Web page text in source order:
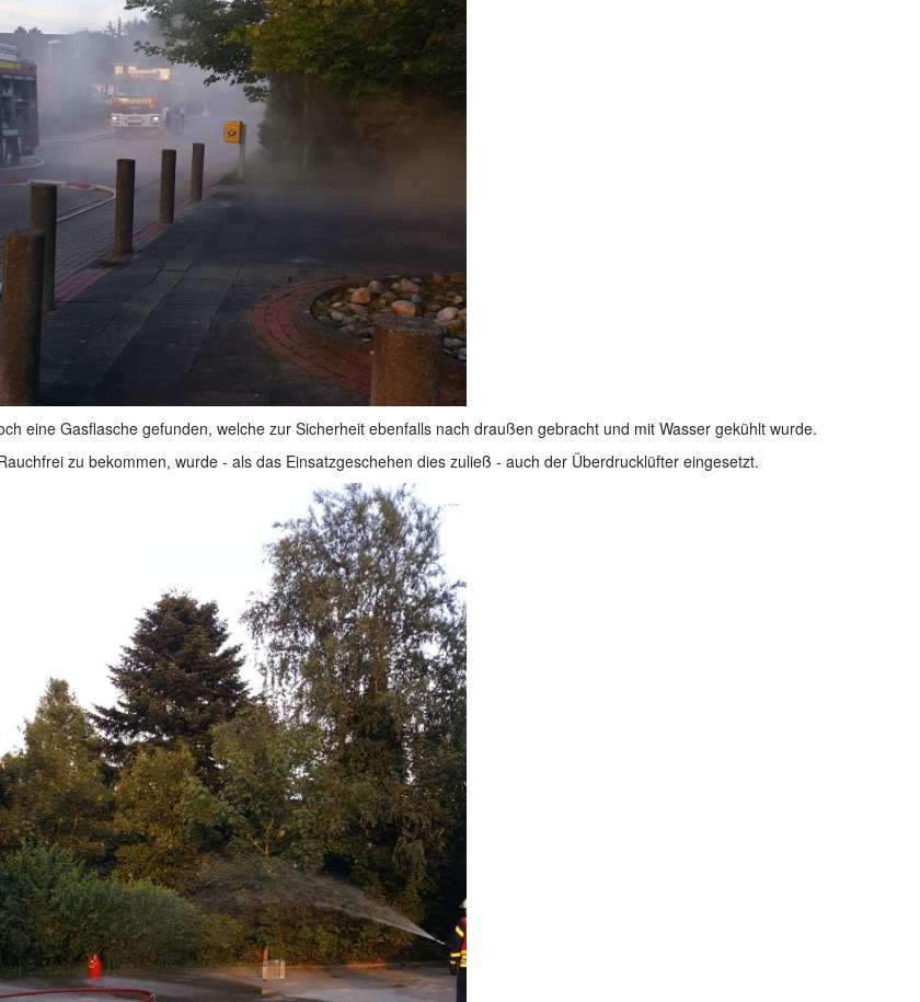
eine Gasflasche gefunden, welche zur Sicherheit ebenfalls nach draußen gebracht und mit Wasser gekühlt wurde.
zu bekommen, wurde - als das Einsatzgeschehen dies zuließ - auch der Überdrucklüfter eingesetzt.